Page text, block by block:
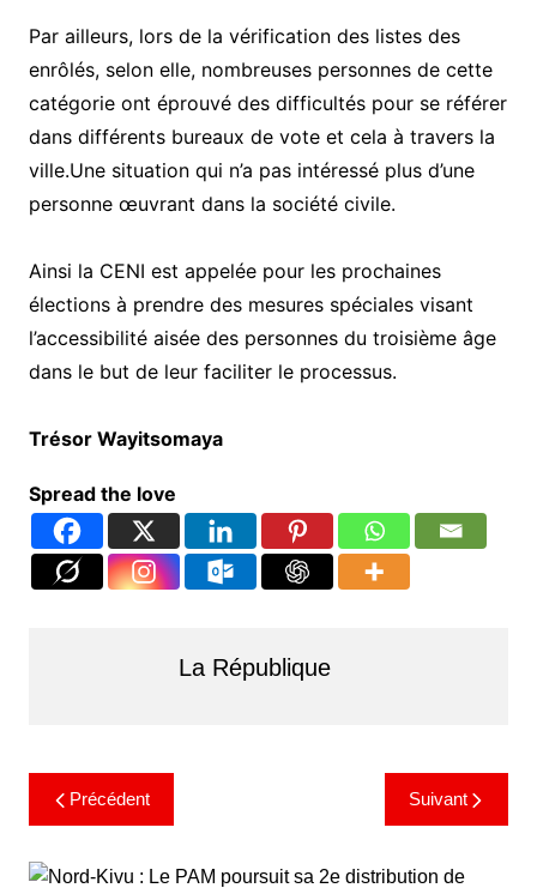
Par ailleurs, lors de la vérification des listes des
enrôlés, selon elle, nombreuses personnes de cette
catégorie ont éprouvé des difficultés pour se référer
dans différents bureaux de vote et cela à travers la
ville.Une situation qui n’a pas intéressé plus d’une
personne œuvrant dans la société civile.
Ainsi la CENI est appelée pour les prochaines
élections à prendre des mesures spéciales visant
l’accessibilité aisée des personnes du troisième âge
dans le but de leur faciliter le processus.
Trésor Wayitsomaya
Spread the love
La République
Précédent Suivant